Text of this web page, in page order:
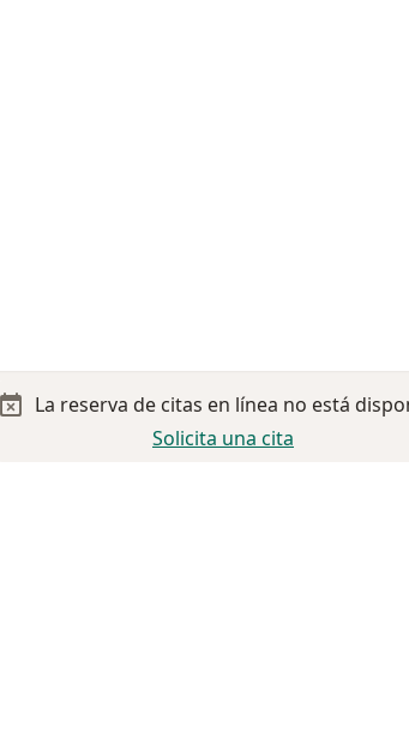
La reserva de citas en línea no está
Solicita una cita